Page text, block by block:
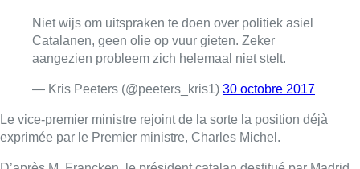
Niet wijs om uitspraken te doen over politiek asiel
Catalanen, geen olie op vuur gieten. Zeker
aangezien probleem zich helemaal niet stelt.
— Kris Peeters (@peeters_kris1) 30 octobre 2017
Le vice-premier ministre rejoint de la sorte la position déjà
exprimée par le Premier ministre, Charles Michel.